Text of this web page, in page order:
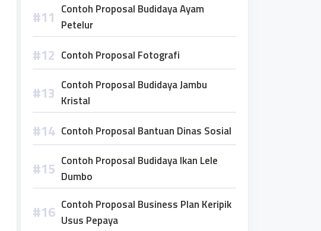
Contoh Proposal Budidaya Ayam
Petelur
Contoh Proposal Fotografi
Contoh Proposal Budidaya Jambu
Kristal
Contoh Proposal Bantuan Dinas Sosial
Contoh Proposal Budidaya Ikan Lele
Dumbo
Contoh Proposal Business Plan Keripik
Usus Pepaya